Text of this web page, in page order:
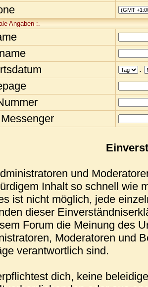
Angaben :.
.
und
Inhalt so schnell wie
ist nicht möglich, jede
dieser
Forum die Meinung des
Moderatoren und
verantwortlich sind.
dich, keine